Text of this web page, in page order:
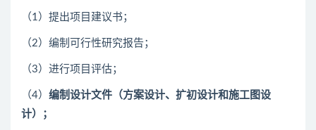
（1）提出项目建议书；
（2）编制可行性研究报告；
（3）进行项目评估；
（4） 编制设计文件（方案设计、扩初设计和施工图设
计）；